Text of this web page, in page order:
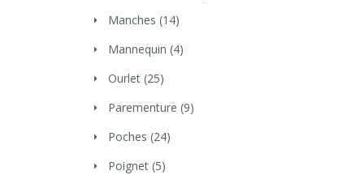
Manches (14)
Mannequin (4)
Ourlet (25)
Parementure (9)
Poches (24)
Poignet (5)